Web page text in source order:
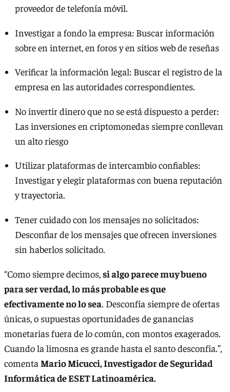
proveedor de telefonía móvil.
Investigar a fondo la empresa: Buscar información
sobre en internet, en foros y en sitios web de reseñas
Verificar la información legal: Buscar el registro de la
empresa en las autoridades correspondientes.
No invertir dinero que no se está dispuesto a perder:
Las inversiones en criptomonedas siempre conllevan
un alto riesgo
Utilizar plataformas de intercambio confiables:
Investigar y elegir plataformas con buena reputación
y trayectoria.
Tener cuidado con los mensajes no solicitados:
Desconfiar de los mensajes que ofrecen inversiones
sin haberlos solicitado.
“Como siempre decimos, si algo parece muy bueno
para ser verdad, lo más probable es que
efectivamente no lo sea. Desconfía siempre de ofertas
únicas, o supuestas oportunidades de ganancias
monetarias fuera de lo común, con montos exagerados.
Cuando la limosna es grande hasta el santo desconfía.”,
comenta Mario Micucci, Investigador de Seguridad
Informática de ESET Latinoamérica.